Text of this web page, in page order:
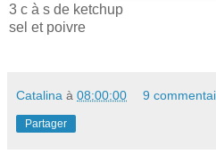
3 c à s de ketchup
sel et
Catalina à 08:00:00 9
Partager